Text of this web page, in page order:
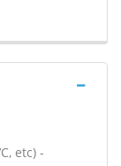
etc) -